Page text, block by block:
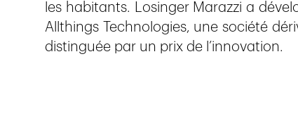
les habitants. Losinger Marazzi a
Allthings Technologies, une société
distinguée par un prix de l’innovation.